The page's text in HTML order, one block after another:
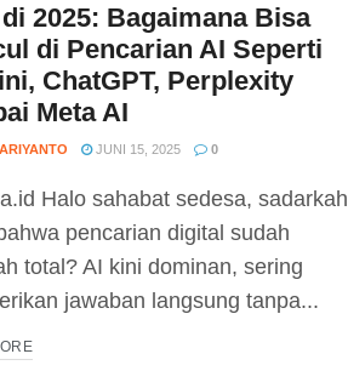
2025: Bagaimana Bisa
di Pencarian AI Seperti
ChatGPT, Perplexity
Meta AI
JUNI 15, 2025 0
Halo sahabat sedesa, sadarkah
pencarian digital sudah
total? AI kini dominan, sering
jawaban langsung tanpa...
DETAILS